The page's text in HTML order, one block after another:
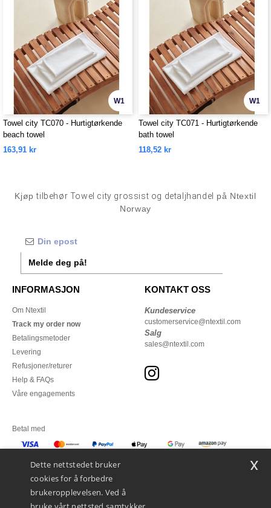
W1
Towel city TC070 - Hurtigtørkende
beach towel
163,91 kr
W1
Towel city TC071 - Hurtigtørkende
bath towel
118,52 kr
Kjøptilbehør Towel city grossist og detaljhandel på Ntextil
Norway
Melde deg på!
INFORMASJON
Om Ntextil
Track my order now
Betalingsmetoder
Levering
Refusjoner/returer
Help & FAQs
Våre engagements
KONTAKT OSS
Kundeservice
customerservice@ntextil.com
Salg
sales@ntextil.com
Betal med
Dette nettstedet bruker
cookies for å forbedre
brukeropplevelsen. Ved å
x